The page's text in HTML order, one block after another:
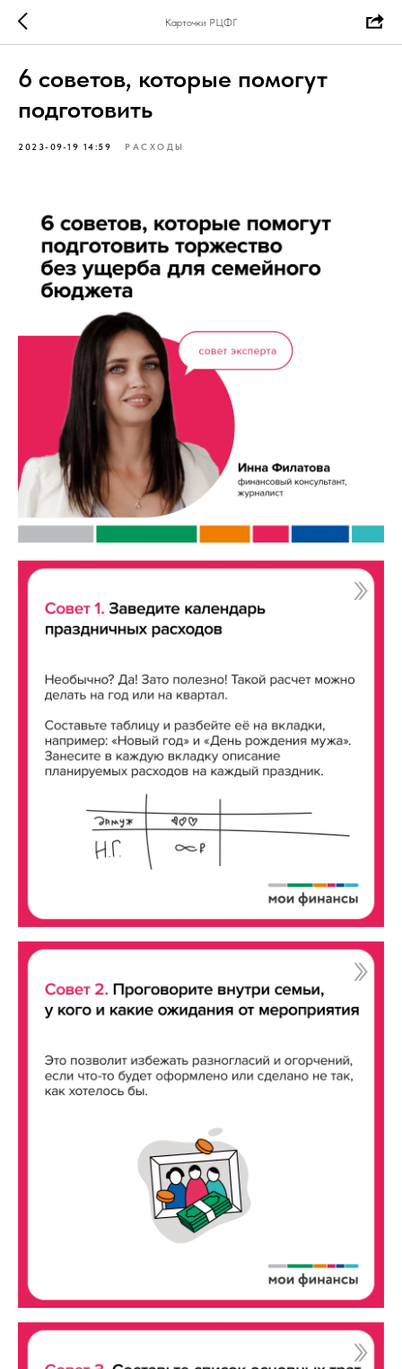
Карточки РЦФГ
6 советов, которые помогут
подготовить
2023-09-19 14:59 РАСХОДЫ